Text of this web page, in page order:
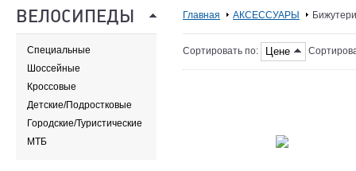
ВЕЛОСИПЕДЫ
Специальные
Шоссейные
Кроссовые
Детские/Подростковые
Городские/Туристические
МТБ
Главная АКСЕССУАРЫ
Сортировать по: Цене